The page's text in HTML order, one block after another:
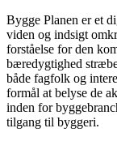
Bygge Planen er et
viden og indsigt
forståelse for den
bæredygtighed
både fagfolk og
formål at belyse de
inden for
tilgang til byggeri.